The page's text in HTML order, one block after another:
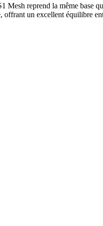
Mesh reprend la même
un excellent équilibre